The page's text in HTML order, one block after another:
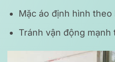
Mặc áo định hình theo
Tránh vận động